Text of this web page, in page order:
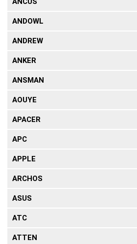
ANDOWL
ANDREW
ANKER
ANSMAN
AOUYE
APACER
APC
APPLE
ARCHOS
ASUS
ATC
ATTEN